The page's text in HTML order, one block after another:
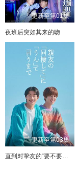
更新至第01集
夜班后突如其来的吻
更新至第03集
直到对挚友的“要不要同居”说出“好”